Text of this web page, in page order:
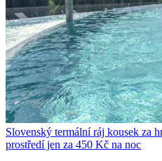
Slovenský termální ráj kousek za
prostředí jen za 450 Kč na noc